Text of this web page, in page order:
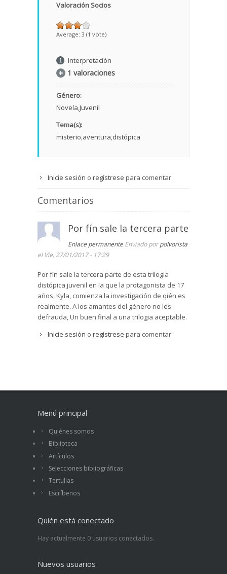
Valoración Socios
Average: 3 (1 vote)
Interpretación
1 valoraciones
Género:
Novela Juvenil
Tema(s):
misterio aventura distópica
Inicie sesión o regístrese para comentar
Comentarios
Por fín sale la tercera parte
Enlace permanente Enviado porpolvorista
el Vie, 27/01/2017 - 17:29
Por fín sale la tercera parte de esta trilogia
distópica juvenil en la que la protagonista de 17
años, Kyla, comienza la investigación de qién es
realmente. A los amantes del género no les
defrauda, Un buen final a una trilogia aceptable.
Inicie sesión o regístrese para comentar
Menú principal
Quiénes somos
Biblioteca
Artículos
Selecciones bibliográficas
Tertulias
Escríbenos
Quién está conectado
Hay actualmente 0 usuarios conectados.
Nuevos usuarios